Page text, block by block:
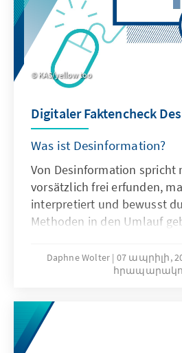
KAS/yellow too
Digitaler Faktencheck
Was ist Desinformation?
Von Desinformation spricht
vorsätzlich frei erfunden,
interpretiert und bewusst
Methoden in den Umlauf
alles verwendet, was uns
oder dubios erscheint.
(„You are fake news!“). Der
Überbegriff lautet daher
Fake News sind diesem
Daphne Wolter 07 ապրիլի,